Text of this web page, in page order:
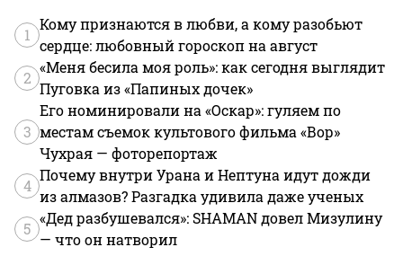
1
Кому признаются в любви, а кому разобьют
сердце: любовный гороскоп на август
2
«Меня бесила моя роль»: как сегодня выглядит
Пуговка из «Папиных дочек»
3
Его номинировали на «Оскар»: гуляем по
местам съемок культового фильма «Вор»
Чухрая — фоторепортаж
4
Почему внутри Урана и Нептуна идут дожди
из алмазов? Разгадка удивила даже ученых
5
«Дед разбушевался»: SHAMAN довел Мизулину
— что он натворил